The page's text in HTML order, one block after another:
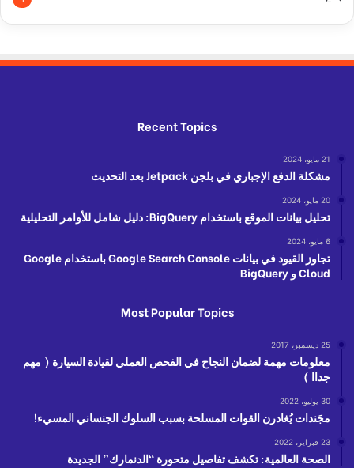
Recent Topics
21 مايو، 2024
مشكلة الدفع الإجباري في بلجن Jetpack بعد التحديث
20 مايو، 2024
تحليل بيانات الموقع باستخدام BigQuery: دليل شامل للأوامر التحليلية
6 مايو، 2024
تجاوز القيود في بيانات Google Search Console باستخدام Google
Cloud و BigQuery
Most Popular Topics
25 ديسمبر، 2017
معلومات مهمة لضمان النجاح في الفحص العملي لقيادة السيارة ( مهم
جداا )
30 يوليو، 2022
مجَندات يُغادرن القوات المسلحة بسبب السلوك الجنساني المسيء!
23 فبراير، 2022
الصحة العالمية: تكشف تفاصيل متحورة “الدنمارك” الجديدة